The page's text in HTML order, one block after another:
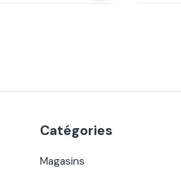
Catégories
Magasins